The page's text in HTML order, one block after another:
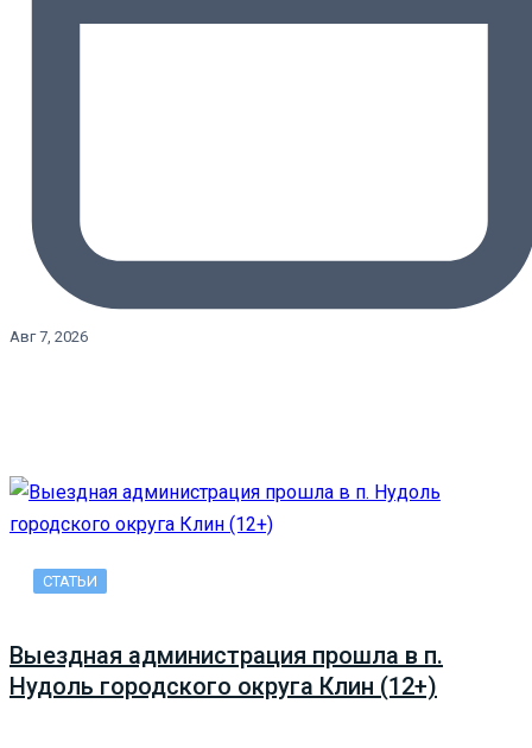
Авг 7, 2026
СТАТЬИ
Выездная администрация прошла в п.
Нудоль городского округа Клин (12+)